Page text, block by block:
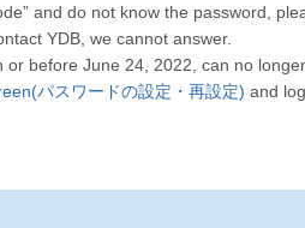
and do not know the password,
YDB, we cannot answer.
or before June 24, 2022, can no
パスワードの設定・再設定) and